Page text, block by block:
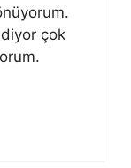
çok